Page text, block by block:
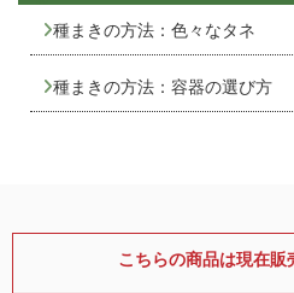
種まきの方法：色々なタネ
種まきの方法：容器の選び方
こちらの商品は現在販